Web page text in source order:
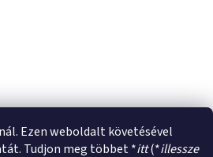
Ezen weboldalt követésével
Tudjon meg többet *itt(*illessze